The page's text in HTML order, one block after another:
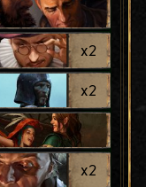
x2
x2
x2